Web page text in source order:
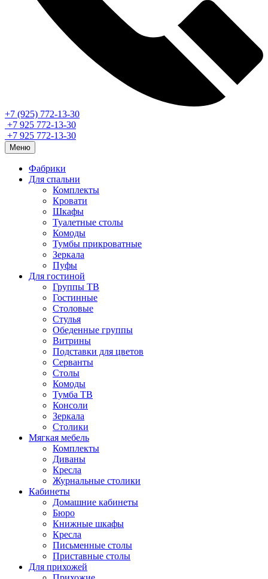
+7 (925) 772-13-30
+7 925 772-13-30
+7 925 772-13-30
Меню
Фабрики
Для спальни
Комплекты
Кровати
Шкафы
Туалетные столы
Комоды
Тумбы прикроватные
Зеркала
Пуфы
Для гостиной
Группы ТВ
Гостинные
Столовые
Стулья
Обеденные группы
Витрины
Подставки для цветов
Серванты
Столы
Комоды
Тумба ТВ
Консоли
Зеркала
Столики
Мягкая мебель
Комплекты
Диваны
Кресла
Журнальные столики
Кабинеты
Домашние кабинеты
Бюро
Книжные шкафы
Кресла
Письменные столы
Приставные столы
Для прихожей